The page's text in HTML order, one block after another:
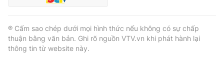
® Cấm sao chép dưới mọi hình thức nếu không có sự chấp
thuận bằng văn bản. Ghi rõ nguồn VTV.vn khi phát hành lại
thông tin từ website này.